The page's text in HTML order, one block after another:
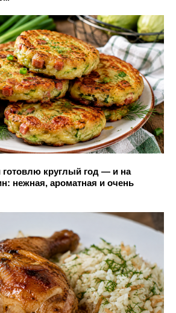
готовлю круглый год — и на
нежная, ароматная и очень